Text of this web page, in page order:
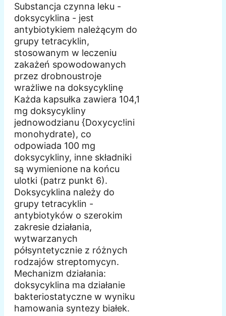
Substancja czynna leku -
doksycyklina - jest
antybiotykiem należącym do
grupy tetracyklin,
stosowanym w leczeniu
zakażeń spowodowanych
przez drobnoustroje
wrażliwe na doksycyklinę
Każda kapsułka zawiera 104,1
mg doksycykliny
jednowodzianu {Doxycyc!ini
monohydrate), co
odpowiada 100 mg
doksycykliny, inne składniki
są wymienione na końcu
ulotki (patrz punkt 6).
Doksycyklina należy do
grupy tetracyklin -
antybiotyków o szerokim
zakresie działania,
wytwarzanych
półsyntetycznie z różnych
rodzajów streptomycyn.
Mechanizm działania:
doksycyklina ma działanie
bakteriostatyczne w wyniku
hamowania syntezy białek.